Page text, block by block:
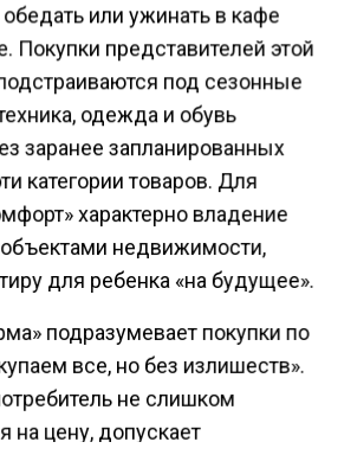
или ужинать в кафе
Покупки представителей этой
под сезонные
одежда и обувь
заранее запланированных
категории товаров. Для
характерно владение
недвижимости,
для ребенка «на будущее».
подразумевает покупки по
все, но без излишеств».
не слишком
на цену, допускает